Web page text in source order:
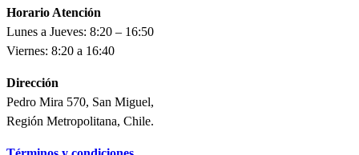
Horario Atención
Lunes a Jueves: 8:20 – 16:50
Viernes: 8:20 a 16:40
Dirección
Pedro Mira 570, San Miguel,
Región Metropolitana, Chile.